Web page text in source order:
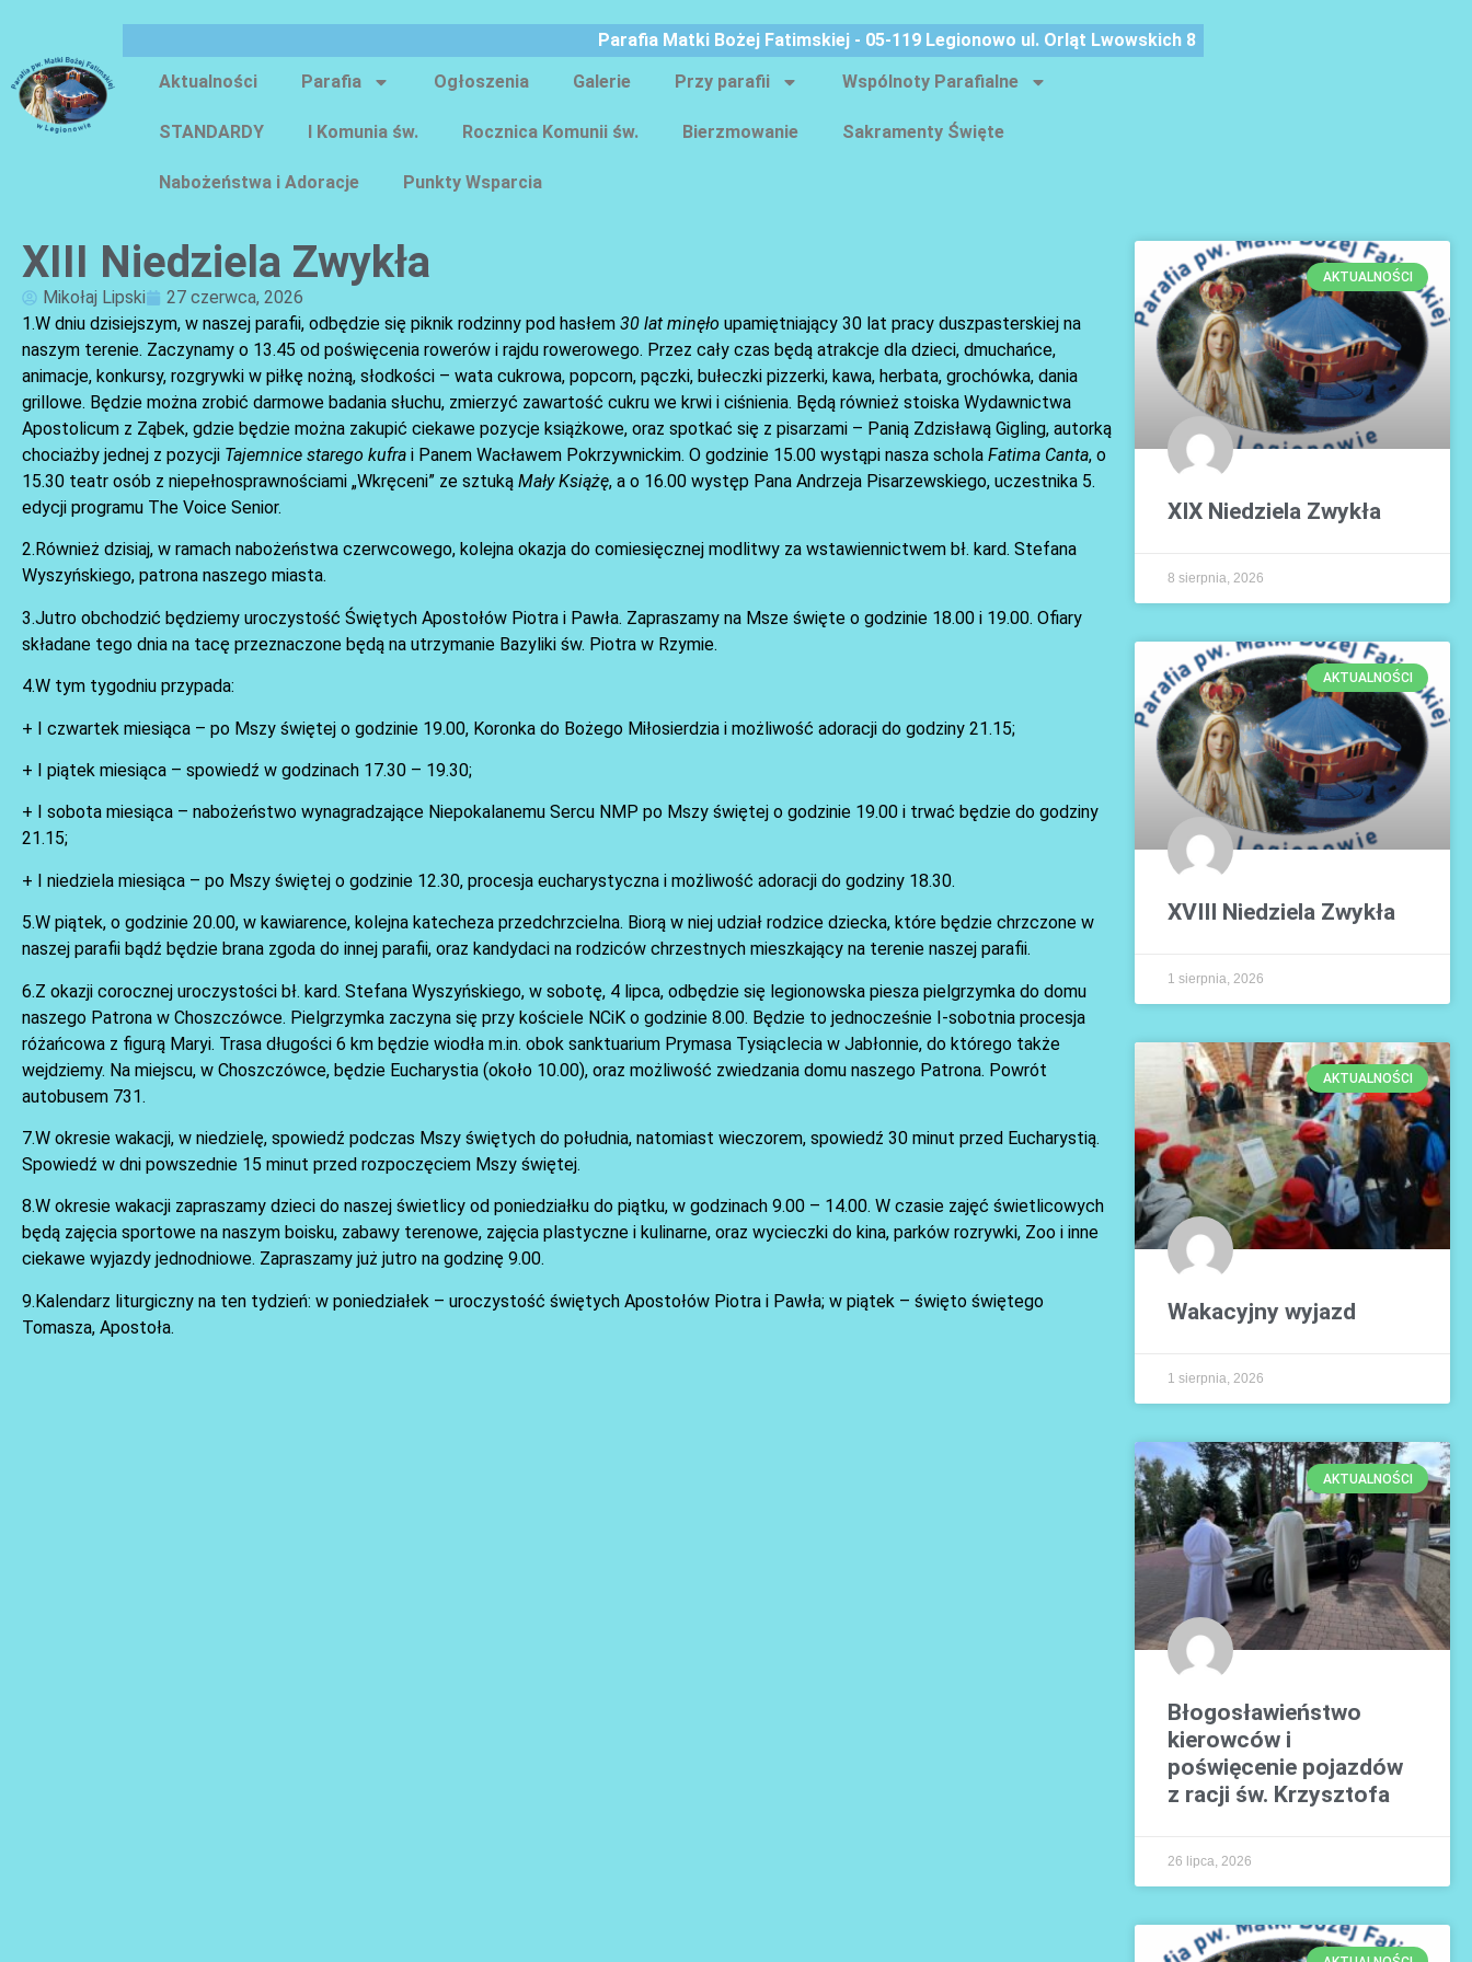
Parafia Matki Bożej Fatimskiej - 05-119 Legionowo ul. Orląt Lwowskich 8
Aktualności
Parafia Ogłoszenia Galerie Przy parafii Wspólnoty Parafialne
STANDARDY I Komunia św. Rocznica Komunii św. Bierzmowanie Sakramenty Święte
Nabożeństwa i Adoracje Punkty Wsparcia
XIII Niedziela Zwykła
Mikołaj Lipski
27 czerwca, 2026
1.W dniu dzisiejszym, w naszej parafii, odbędzie się piknik rodzinny pod hasłem 30 lat minęło upamiętniający 30 lat pracy duszpasterskiej na
naszym terenie. Zaczynamy o 13.45 od poświęcenia rowerów i rajdu rowerowego. Przez cały czas będą atrakcje dla dzieci, dmuchańce,
animacje, konkursy, rozgrywki w piłkę nożną, słodkości – wata cukrowa, popcorn, pączki, bułeczki pizzerki, kawa, herbata, grochówka, dania
grillowe. Będzie można zrobić darmowe badania słuchu, zmierzyć zawartość cukru we krwi i ciśnienia. Będą również stoiska Wydawnictwa
Apostolicum z Ząbek, gdzie będzie można zakupić ciekawe pozycje książkowe, oraz spotkać się z pisarzami – Panią Zdzisławą Gigling, autorką
chociażby jednej z pozycji Tajemnice starego kufra i Panem Wacławem Pokrzywnickim. O godzinie 15.00 wystąpi nasza schola Fatima Canta, o
15.30 teatr osób z niepełnosprawnościami „Wkręceni” ze sztuką Mały Książę, a o 16.00 występ Pana Andrzeja Pisarzewskiego, uczestnika 5.
edycji programu The Voice Senior.
2.Również dzisiaj, w ramach nabożeństwa czerwcowego, kolejna okazja do comiesięcznej modlitwy za wstawiennictwem bł. kard. Stefana
Wyszyńskiego, patrona naszego miasta.
3.Jutro obchodzić będziemy uroczystość Świętych Apostołów Piotra i Pawła. Zapraszamy na Msze święte o godzinie 18.00 i 19.00. Ofiary
składane tego dnia na tacę przeznaczone będą na utrzymanie Bazyliki św. Piotra w Rzymie.
4.W tym tygodniu przypada:
+ I czwartek miesiąca – po Mszy świętej o godzinie 19.00, Koronka do Bożego Miłosierdzia i możliwość adoracji do godziny 21.15;
+ I piątek miesiąca – spowiedź w godzinach 17.30 – 19.30;
+ I sobota miesiąca – nabożeństwo wynagradzające Niepokalanemu Sercu NMP po Mszy świętej o godzinie 19.00 i trwać będzie do godziny
21.15;
+ I niedziela miesiąca – po Mszy świętej o godzinie 12.30, procesja eucharystyczna i możliwość adoracji do godziny 18.30.
5.W piątek, o godzinie 20.00, w kawiarence, kolejna katecheza przedchrzcielna. Biorą w niej udział rodzice dziecka, które będzie chrzczone w
naszej parafii bądź będzie brana zgoda do innej parafii, oraz kandydaci na rodziców chrzestnych mieszkający na terenie naszej parafii.
6.Z okazji corocznej uroczystości bł. kard. Stefana Wyszyńskiego, w sobotę, 4 lipca, odbędzie się legionowska piesza pielgrzymka do domu
naszego Patrona w Choszczówce. Pielgrzymka zaczyna się przy kościele NCiK o godzinie 8.00. Będzie to jednocześnie I-sobotnia procesja
różańcowa z figurą Maryi. Trasa długości 6 km będzie wiodła m.in. obok sanktuarium Prymasa Tysiąclecia w Jabłonnie, do którego także
wejdziemy. Na miejscu, w Choszczówce, będzie Eucharystia (około 10.00), oraz możliwość zwiedzania domu naszego Patrona. Powrót
autobusem 731.
7.W okresie wakacji, w niedzielę, spowiedź podczas Mszy świętych do południa, natomiast wieczorem, spowiedź 30 minut przed Eucharystią.
Spowiedź w dni powszednie 15 minut przed rozpoczęciem Mszy świętej.
8.W okresie wakacji zapraszamy dzieci do naszej świetlicy od poniedziałku do piątku, w godzinach 9.00 – 14.00. W czasie zajęć świetlicowych
będą zajęcia sportowe na naszym boisku, zabawy terenowe, zajęcia plastyczne i kulinarne, oraz wycieczki do kina, parków rozrywki, Zoo i inne
ciekawe wyjazdy jednodniowe. Zapraszamy już jutro na godzinę 9.00.
9.Kalendarz liturgiczny na ten tydzień: w poniedziałek – uroczystość świętych Apostołów Piotra i Pawła; w piątek – święto świętego
Tomasza, Apostoła.
AKTUALNOŚCI
XIX Niedziela Zwykła
8 sierpnia, 2026
AKTUALNOŚCI
XVIII Niedziela Zwykła
1 sierpnia, 2026
AKTUALNOŚCI
Wakacyjny wyjazd
1 sierpnia, 2026
AKTUALNOŚCI
Błogosławieństwo
kierowców i
poświęcenie pojazdów
z racji św. Krzysztofa
26 lipca, 2026